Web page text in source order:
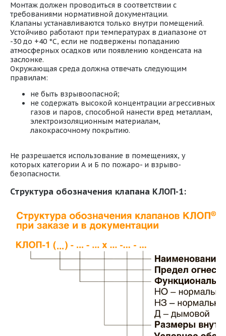
Монтаж должен проводиться в соответствии с
требованиями нормативной документации.
Клапаны устанавливаются только внутри помещений.
Устойчиво работают при температурах в диапазоне от
-30 до +40 °С, если не подвержены попаданию
атмосферных осадков или появлению конденсата на
заслонке.
Окружающая среда должна отвечать следующим
правилам:
не быть взрывоопасной;
не содержать высокой концентрации агрессивных
газов и паров, способной нанести вред металлам,
электроизоляционным материалам,
лакокрасочному покрытию.
Не разрешается использование в помещениях, у
которых категории А и Б по пожаро- и взрыво-
безопасности.
Структура обозначения клапана КЛОП-1: